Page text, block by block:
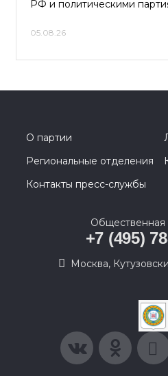
РФ и политическими
05.08.26
О партии
Региональные отделения
Контакты пресс-службы
Общественная
+7 (495)
Москва,